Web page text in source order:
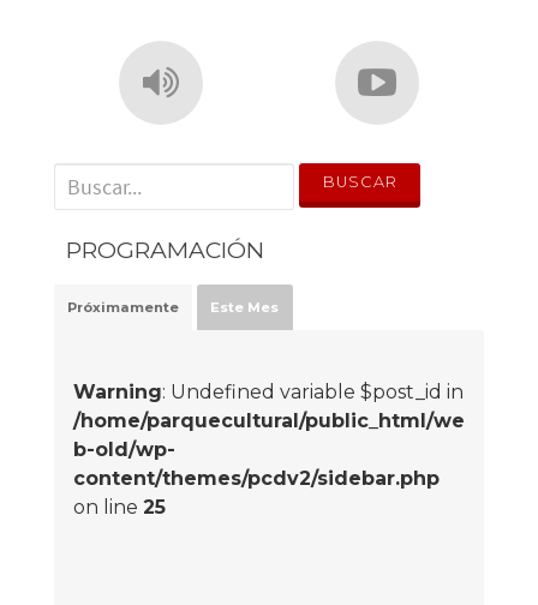
' . __('Search for:') . '
PROGRAMACIÓN
Próximamente Este Mes
Warning: Undefined variable $post_id in
/home/parquecultural/public_html/we
b-old/wp-
content/themes/pcdv2/sidebar.php
on line 25